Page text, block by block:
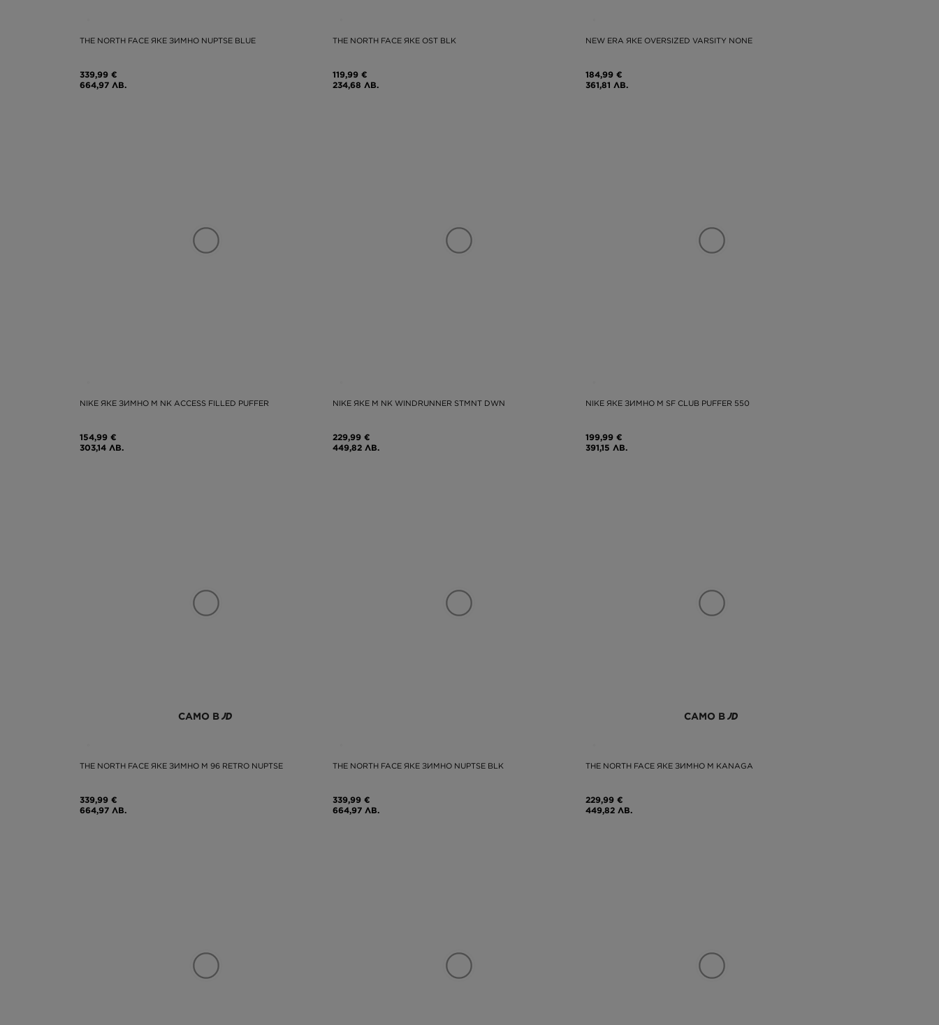
THE NORTH FACE ЯКЕ ЗИМНО NUPTSE BLUE
339,99 €
664,97 ЛВ.
THE NORTH FACE ЯКЕ OST BLK
119,99 €
234,68 ЛВ.
NEW ERA ЯКЕ OVERSIZED VARSITY NONE
184,99 €
361,81 ЛВ.
NIKE ЯКЕ ЗИМНО M NK ACCESS FILLED PUFFER
154,99 €
303,14 ЛВ.
NIKE ЯКЕ M NK WINDRUNNER STMNT DWN
229,99 €
449,82 ЛВ.
NIKE ЯКЕ ЗИМНО M SF CLUB PUFFER 550
199,99 €
391,15 ЛВ.
САМО В
THE NORTH FACE ЯКЕ ЗИМНО M 96 RETRO NUPTSE
339,99 €
664,97 ЛВ.
THE NORTH FACE ЯКЕ ЗИМНО NUPTSE BLK
339,99 €
664,97 ЛВ.
САМО В
THE NORTH FACE ЯКЕ ЗИМНО M KANAGA
229,99 €
449,82 ЛВ.